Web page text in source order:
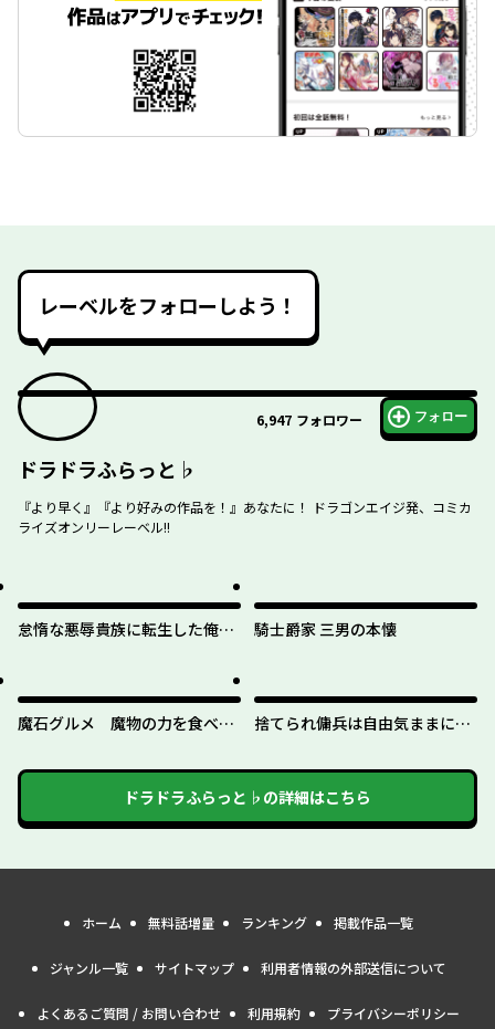
レーベルをフォローしよう！
6,947 フォロワー フォロー
ドラドラふらっと♭
『より早く』『より好みの作品を！』あなたに！ ドラゴンエイジ発、コミカ
ライズオンリーレーベル!!
怠惰な悪辱貴族に転生した俺、
騎士爵家 三男の本懐
魔石グルメ 魔物の力を食べた
捨てられ傭兵は自由気ままに生
ドラドラふらっと♭ の詳細はこちら
ホーム 無料話増量 ランキング 掲載作品一覧
ジャンル一覧 サイトマップ 利用者情報の外部送信について
よくあるご質問 / お問い合わせ 利用規約 プライバシーポリシー